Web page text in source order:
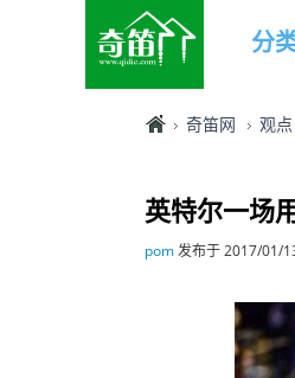
分
奇笛网 观点
英特尔一场
pom发布于 2017/01/